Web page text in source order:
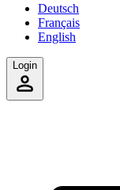
Deutsch
Français
English
Login